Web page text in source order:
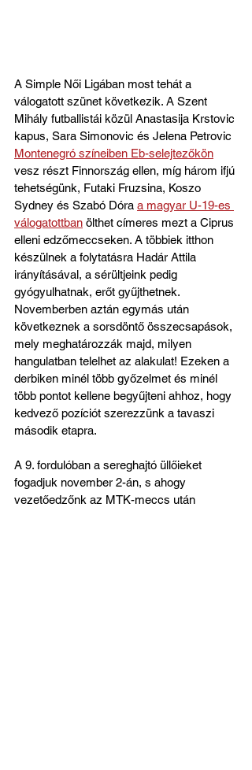
A Simple Női Ligában most tehát a
válogatott szünet következik. A Szent
Mihály futballistái közül Anastasija Krstovic
kapus, Sara Simonovic és Jelena Petrovic
Montenegró színeiben Eb-selejtezőkön
vesz részt Finnország ellen, míg három ifjú
tehetségünk, Futaki Fruzsina, Koszo
Sydney és Szabó Dóra a magyar U-19-es
válogatottban ölthet címeres mezt a Ciprus
elleni edzőmeccseken. A többiek itthon
készülnek a folytatásra Hadár Attila
irányításával, a sérültjeink pedig
gyógyulhatnak, erőt gyűjthetnek.
Novemberben aztán egymás után
következnek a sorsdöntő összecsapások,
mely meghatározzák majd, milyen
hangulatban telelhet az alakulat! Ezeken a
derbiken minél több győzelmet és minél
több pontot kellene begyűjteni ahhoz, hogy
kedvező pozíciót szerezzünk a tavaszi
második etapra.
A 9. fordulóban a sereghajtó üllőieket
fogadjuk november 2-án, s ahogy
vezetőedzőnk az MTK-meccs után